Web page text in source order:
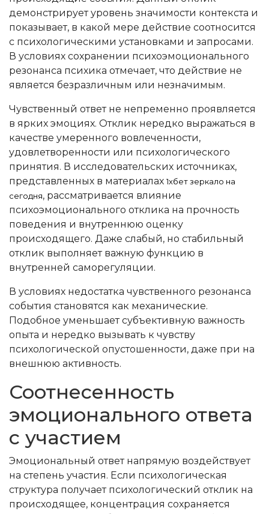
демонстрирует уровень значимости контекста и
показывает, в какой мере действие соотносится
с психологическими установками и запросами.
В условиях сохранении психоэмоционального
резонанса психика отмечает, что действие не
является безразличным или незначимым.
Чувственный ответ не непременно проявляется
в ярких эмоциях. Отклик нередко выражаться в
качестве умеренного вовлеченности,
удовлетворенности или психологического
принятия. В исследовательских источниках,
представленных в материалах1хбет зеркало на
сегодня, рассматривается влияние
психоэмоционального отклика на прочность
поведения и внутреннюю оценку
происходящего. Даже слабый, но стабильный
отклик выполняет важную функцию в
внутренней саморегуляции.
В условиях недостатка чувственного резонанса
события становятся как механические.
Подобное уменьшает субъективную важность
опыта и нередко вызывать к чувству
психологической опустошенности, даже при на
внешнюю активность.
Соотнесенность
эмоционального ответа
с участием
Эмоциональный ответ напрямую воздействует
на степень участия. Если психологическая
структура получает психологический отклик на
происходящее, концентрация сохраняется